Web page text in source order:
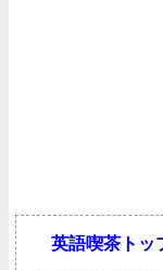
英語喫茶トッ